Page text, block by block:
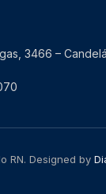
3466 –
RN. Designed by